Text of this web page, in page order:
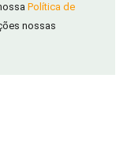
Política de
nossas